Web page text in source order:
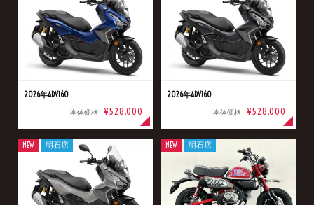
2026年ADV160
本体価格 ¥528,000
2026年ADV160
本体価格 ¥528,000
NEW 明石店 NEW 明石店